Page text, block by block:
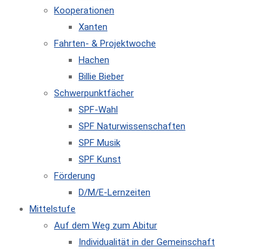
Kooperationen
Xanten
Fahrten- & Projektwoche
Hachen
Billie Bieber
Schwerpunktfächer
SPF-Wahl
SPF Naturwissenschaften
SPF Musik
SPF Kunst
Förderung
D/M/E-Lernzeiten
Mittelstufe
Auf dem Weg zum Abitur
Individualität in der Gemeinschaft